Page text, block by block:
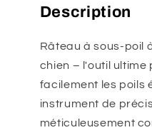
Description
Râteau à sous-poil
chien – l'outil
facilement les poils
instrument de
méticuleusement